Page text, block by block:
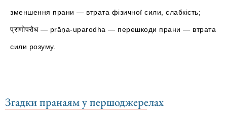
зменшення прани — втрата фізичної сили, слабкість;
प्राणोपरोध — prāṇa-uparodha — перешкоди прани — втрата
сили розуму.
Згадки пранаям у першоджерелах